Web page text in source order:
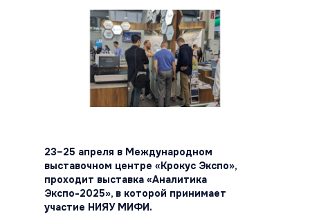
23–25 апреля в Международном
выставочном центре «Крокус Экспо»,
проходит выставка «Аналитика
Экспо-2025», в которой принимает
участие НИЯУ МИФИ.